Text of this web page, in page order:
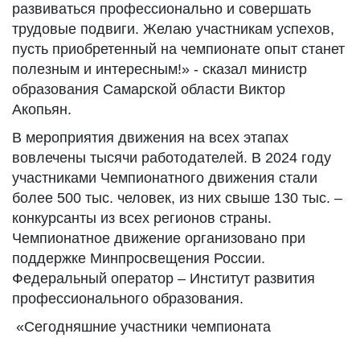
развиваться профессионально и совершать
трудовые подвиги. Желаю участникам успехов,
пусть приобретенный на чемпионате опыт станет
полезным и интересным!» - сказал министр
образования Самарской области Виктор
Акопьян.
В мероприятия движения на всех этапах
вовлечены тысячи работодателей. В 2024 году
участниками Чемпионатного движения стали
более 500 тыс. человек, из них свыше 130 тыс. –
конкурсанты из всех регионов страны.
Чемпионатное движение организовано при
поддержке Минпросвещения России.
Федеральный оператор – Институт развития
профессионального образования.
«Сегодняшние участники чемпионата